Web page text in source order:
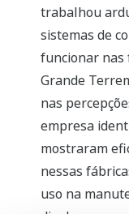
trabalhou
sistemas de
funcionar nas
Grande
nas
empresa
mostraram
nessas
uso na